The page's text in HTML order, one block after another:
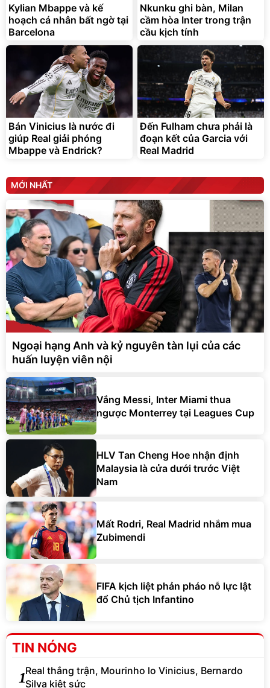
Đã bán nhiều Đang xem nhiều
G-FORCE VIETNA
Kylian Mbappe và kế
hoạch cá nhân bất ngờ tại
Barcelona
Nkunku ghi bàn, Milan
cầm hòa Inter trong trận
cầu kịch tính
Bán Vinicius là nước đi
giúp Real giải phóng
Mbappe và Endrick?
Đến Fulham chưa phải là
đoạn kết của Garcia với
Real Madrid
MỚI NHẤT
Ngoại hạng Anh và kỷ nguyên tàn lụi của các
huấn luyện viên nội
Vắng Messi, Inter Miami thua
ngược Monterrey tại Leagues Cup
HLV Tan Cheng Hoe nhận định
Malaysia là cửa dưới trước Việt
Nam
Mất Rodri, Real Madrid nhắm mua
Zubimendi
FIFA kịch liệt phản pháo nỗ lực lật
đổ Chủ tịch Infantino
TIN NÓNG
1Real thắng trận, Mourinho lo Vinicius, Bernardo
Silva kiệt sức